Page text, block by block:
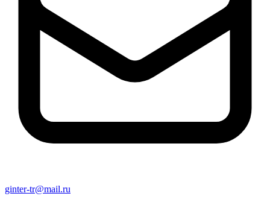
ginter-tr@mail.ru